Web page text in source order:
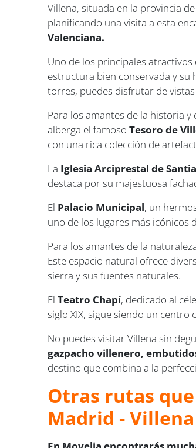
Villena, situada en la provincia
planificando una visita a esta
Valenciana.
Uno de los principales atractivos
estructura bien conservada y su
torres, puedes disfrutar de
Para los amantes de la historia y
alberga el famosoTesoro de
con una rica colección de
La Iglesia Arciprestal de
destaca por su majestuosa
El Palacio Municipal, un
uno de los lugares más icónicos
Para los amantes de la
Este espacio natural ofrece
sierra y sus fuentes naturales.
ElTeatro Chapí, dedicado al
siglo XIX, sigue siendo un
No puedes visitar Villena sin
gazpacho villenero,
destino que combina a la
Otras rutas
Madrid - Villena